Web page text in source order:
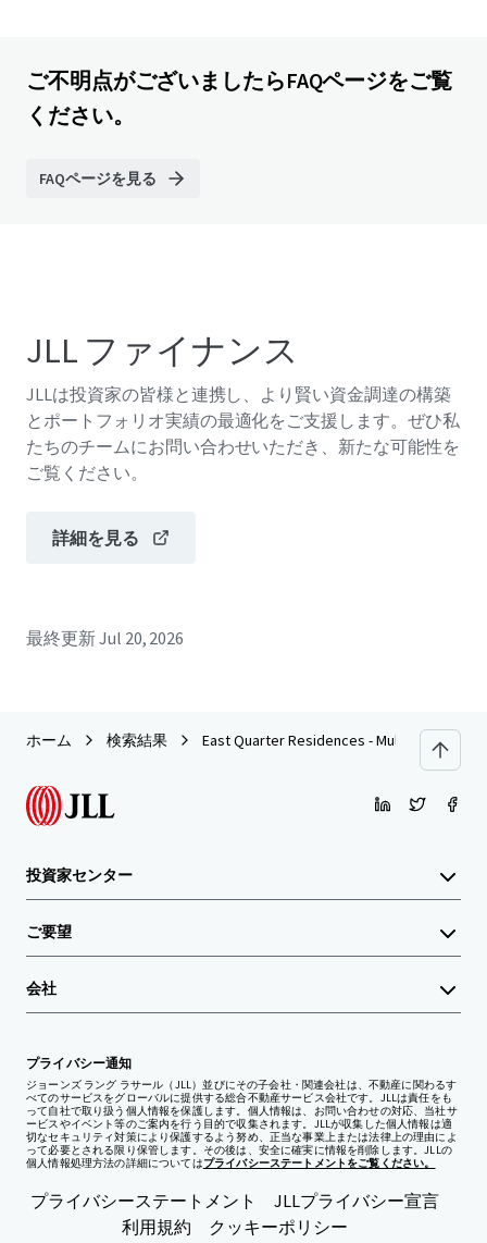
ご不明点がございましたらFAQページをご覧
ください。
FAQページを見る
JLL ファイナンス
JLLは投資家の皆様と連携し、より賢い資金調達の構築
とポートフォリオ実績の最適化をご支援します。ぜひ私
たちのチームにお問い合わせいただき、新たな可能性を
ご覧ください。
詳細を見る
最終更新Jul 20, 2026
ホーム 検索結果 East Quarter Residences - Multifamily | 300
投資家センター
ご要望
会社
プライバシー通知
ジョーンズ ラング ラサール（JLL）並びにその子会社・関連会社は、不動産に関わるす
べてのサービスをグローバルに提供する総合不動産サービス会社です。JLLは責任をも
って自社で取り扱う個人情報を保護します。個人情報は、お問い合わせの対応、当社サ
ービスやイベント等のご案内を行う目的で収集されます。JLLが収集した個人情報は適
切なセキュリティ対策により保護するよう努め、正当な事業上または法律上の理由によ
って必要とされる限り保管します。その後は、安全に確実に情報を削除します。JLLの
個人情報処理方法の詳細についてはプライバシーステートメントをご覧ください。
プライバシーステートメント
JLLプライバシー宣言
利用規約
クッキーポリシー